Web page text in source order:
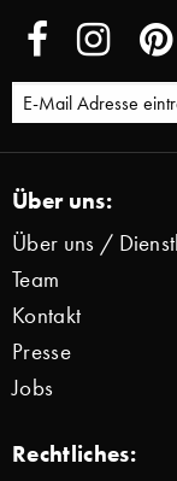
Über uns:
Über uns /
Team
Kontakt
Presse
Jobs
Rechtliches: